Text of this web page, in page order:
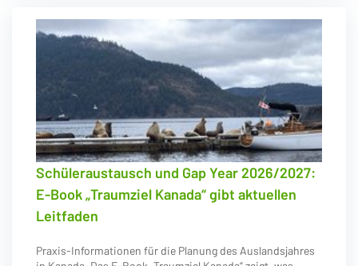
Schüleraustausch und Gap Year 2026/2027:
E-Book „Traumziel Kanada“ gibt aktuellen
Leitfaden
Praxis-Informationen für die Planung des Auslandsjahres